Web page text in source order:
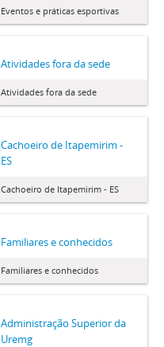
Eventos e práticas esportivas
Atividades fora da sede
Atividades fora da sede
Cachoeiro de Itapemirim -
ES
Cachoeiro de Itapemirim - ES
Familiares e conhecidos
Familiares e conhecidos
Administração Superior da
Uremg